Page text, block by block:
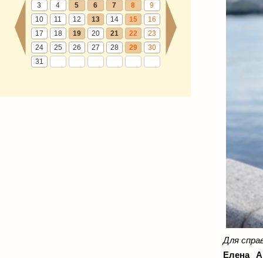
3
4 5 6 7 8
9
10
11 12 13 14 15
16
17
18 19 20 21 22
23
24
25 26 27 28 29
30
31
Для
Елена